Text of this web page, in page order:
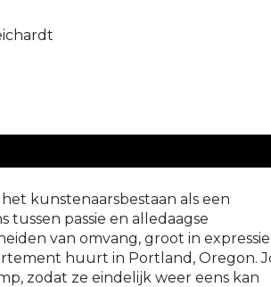
kunstenaarsbestaan als een
passie en alledaagse
van omvang, groot in expressie.
huurt in Portland, Oregon.
zodat ze eindelijk weer eens kan